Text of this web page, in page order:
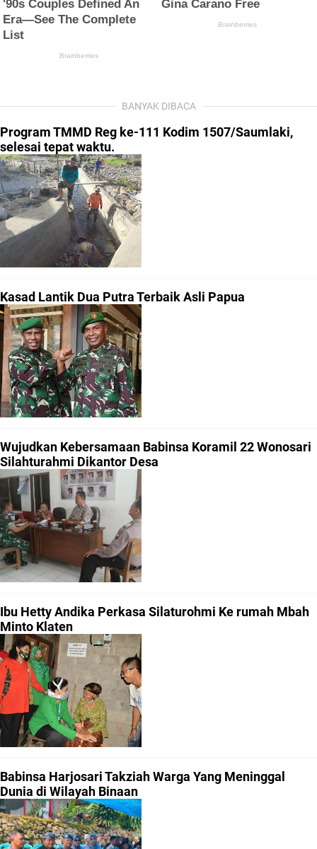
BANYAK DIBACA
Program TMMD Reg ke-111 Kodim 1507/Saumlaki,
selesai tepat waktu.
Kasad Lantik Dua Putra Terbaik Asli Papua
Wujudkan Kebersamaan Babinsa Koramil 22 Wonosari
Silahturahmi Dikantor Desa
Ibu Hetty Andika Perkasa Silaturohmi Ke rumah Mbah
Minto Klaten
Babinsa Harjosari Takziah Warga Yang Meninggal
Dunia di Wilayah Binaan